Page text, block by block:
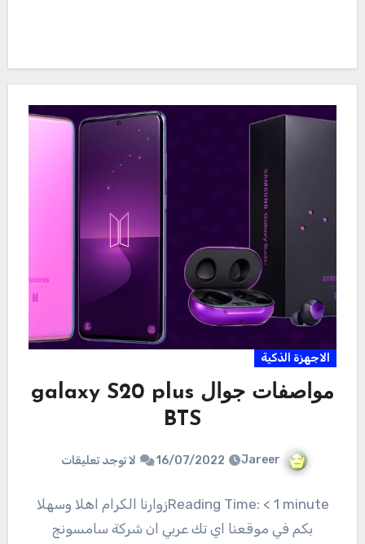
الاجهزة الذكية
مواصفات جوال galaxy S20 plus
BTS
Jareer
16/07/2022 لا توجد تعليقات
Reading Time: < 1 minuteزوارنا الكرام اهلا وسهلا
بكم في موقعنا اي تك عربي ان شركة سامسونج